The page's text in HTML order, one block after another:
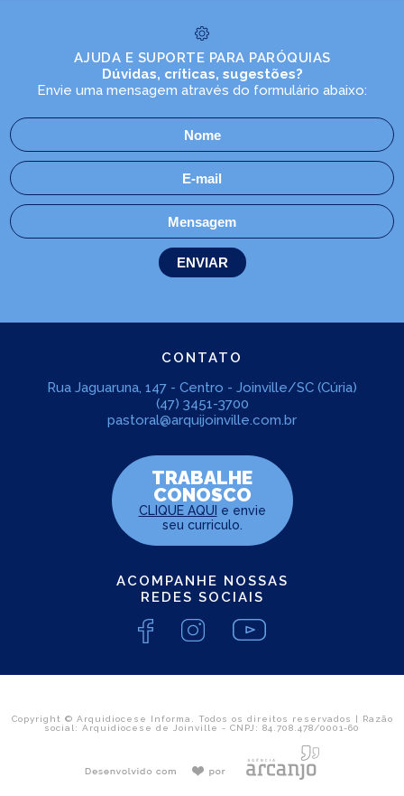
AJUDA E SUPORTE PARA PARÓQUIAS
Dúvidas, críticas, sugestões?
Envie uma mensagem através do formulário abaixo:
CONTATO
Rua Jaguaruna, 147 - Centro - Joinville/SC (Cúria)
(47) 3451-3700
pastoral@arquijoinville.com.br
TRABALHE
CONOSCO
CLIQUE AQUI e envie
seu curriculo.
ACOMPANHE NOSSAS
REDES SOCIAIS
Copyright © Arquidiocese Informa. Todos os direitos reservados | Razão
social: Arquidiocese de Joinville - CNPJ: 84.708.478/0001-60